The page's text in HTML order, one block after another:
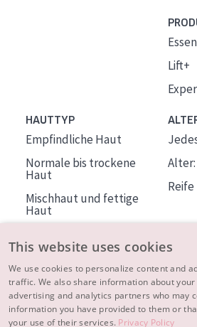
Lift+
HAUTTYP
Empfindliche Haut
Normale bis trockene
Haut
Mischhaut und fettige
Haut
Haut
Alter:
ÜBER DIADERMINE
Mehr über uns
This website uses cookies
We use cookies to personalize content and
traffic. We also share information about
advertising and analytics partners who may
information you have provided to them or
your use of their services. Privacy Policy